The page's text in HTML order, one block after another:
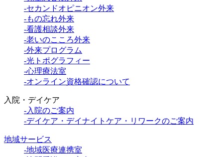
-セカンドオピニオン外来
-もの忘れ外来
-看護相談外来
-老いのこころ外来
-外来プログラム
-光トポグラフィー
-心理療法室
-オンライン資格確認について
入院・デイケア
-入院のご案内
-デイケア・デイナイトケア・リワークのご案内
地域サービス
-地域医療連携室